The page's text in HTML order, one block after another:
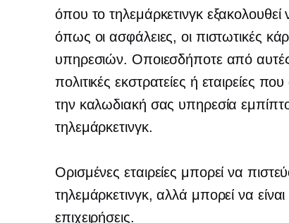
όπου το τηλεμάρκετινγκ εξακολουθεί
όπως οι ασφάλειες, οι πιστωτικές
υπηρεσιών. Οποιεσδήποτε από
πολιτικές εκστρατείες ή εταιρείες
την καλωδιακή σας υπηρεσία
τηλεμάρκετινγκ.
Ορισμένες εταιρείες μπορεί να
τηλεμάρκετινγκ, αλλά μπορεί να
επιχειρήσεις.